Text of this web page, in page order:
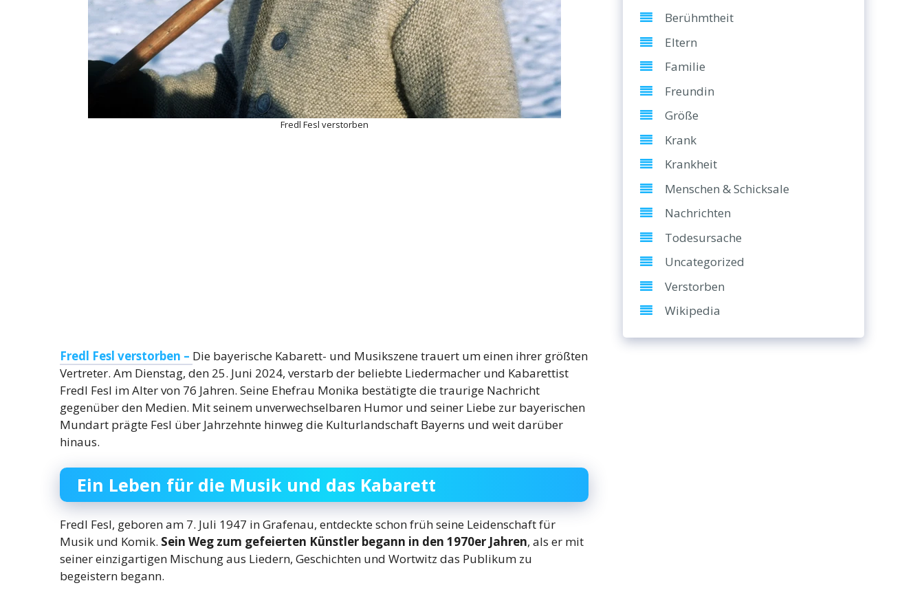
Fredl Fesl verstorben
Fredl Fesl verstorben – Die bayerische Kabarett- und Musikszene trauert um einen ihrer größten
Vertreter. Am Dienstag, den 25. Juni 2024, verstarb der beliebte Liedermacher und Kabarettist
Fredl Fesl im Alter von 76 Jahren. Seine Ehefrau Monika bestätigte die traurige Nachricht
gegenüber den Medien. Mit seinem unverwechselbaren Humor und seiner Liebe zur bayerischen
Mundart prägte Fesl über Jahrzehnte hinweg die Kulturlandschaft Bayerns und weit darüber
hinaus.
Ein Leben für die Musik und das Kabarett
Fredl Fesl, geboren am 7. Juli 1947 in Grafenau, entdeckte schon früh seine Leidenschaft für
Musik und Komik. Sein Weg zum gefeierten Künstler begann in den 1970er Jahren, als er mit
seiner einzigartigen Mischung aus Liedern, Geschichten und Wortwitz das Publikum zu
begeistern begann.
Berühmtheit
Eltern
Familie
Freundin
Größe
Krank
Krankheit
Menschen & Schicksale
Nachrichten
Todesursache
Uncategorized
Verstorben
Wikipedia